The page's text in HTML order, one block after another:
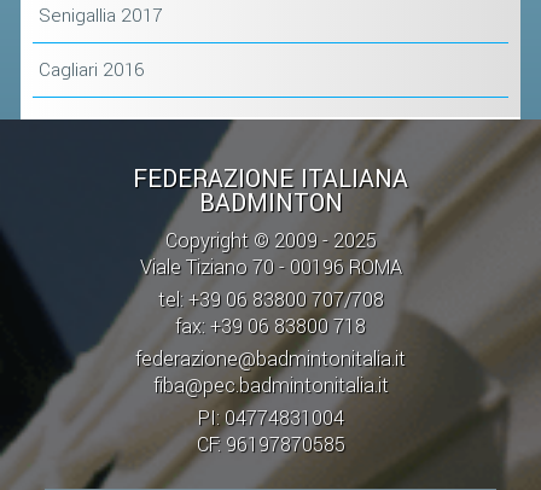
Senigallia 2017
Cagliari 2016
FEDERAZIONE ITALIANA
BADMINTON
Copyright © 2009 - 2025
Viale Tiziano 70 - 00196 ROMA
tel: +39 06 83800 707/708
fax: +39 06 83800 718
federazione@badmintonitalia.it
fiba@pec.badmintonitalia.it
PI: 04774831004
CF: 96197870585
VOLA CON NOI
CENTRI TECNICI TERRITORIALI
COMMISSIONE ATLETI
TESSERAMENTO
AFFILIAZIONE E TESSERAMENTO
QUOTE E TASSE
CONVENZIONI
ACCEDI AL TESSERAMENTO ON